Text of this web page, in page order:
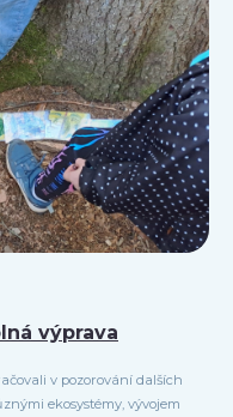
výprava
v pozorování dalších
ekosystémy, vývojem